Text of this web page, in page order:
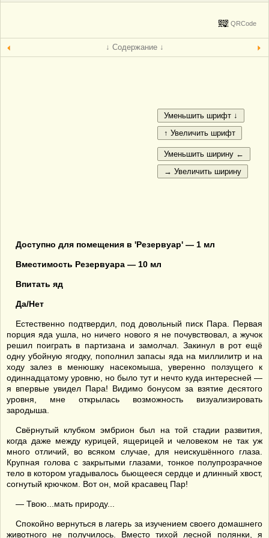
QRCode
↓ Содержание ↓
Доступно для помещения в 'Резервуар' — 1 мл
Вместимость Резервуара — 10 мл
Впитать яд
Да/Нет
Естественно подтвердил, под довольный писк Пара. Первая
порция яда ушла, но ничего нового я не почувствовал, а жучок
решил поиграть в партизана и замолчал. Закинул в рот ещё
одну убойную ягодку, пополнил запасы яда на миллилитр и на
ходу залез в менюшку насекомыша, уверенно ползущего к
одиннадцатому уровню, но было тут и нечто куда интересней —
я впервые увидел Пара! Видимо бонусом за взятие десятого
уровня, мне открылась возможность визуализировать
зародыша.
Свёрнутый клубком эмбрион был на той стадии развития,
когда даже между курицей, ящерицей и человеком не так уж
много отличий, во всяком случае, для неискушённого глаза.
Крупная голова с закрытыми глазами, тонкое полупрозрачное
тело в котором угадывалось бьющееся сердце и длинный хвост,
согнутый крючком. Вот он, мой красавец Пар!
— Твою...мать природу...
Спокойно вернуться в лагерь за изучением своего домашнего
животного не получилось. Вместо тихой лесной полянки, я